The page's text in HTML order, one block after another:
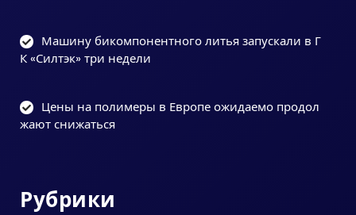
Машину бикомпонентного литья запускали в Г
К «Силтэк» три недели
Цены на полимеры в Европе ожидаемо продол
жают снижаться
Рубрики